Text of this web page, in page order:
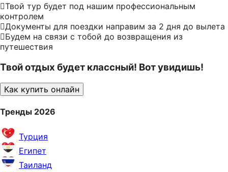
Твой тур будет под нашим профессиональным
контролем
Документы для поездки направим за 2 дня до вылета
Будем на связи с тобой до возвращения из
путешествия
Твой отдых будет классный! Вот увидишь!
Как купить онлайн
Тренды 2026
Турция
Египет
Таиланд